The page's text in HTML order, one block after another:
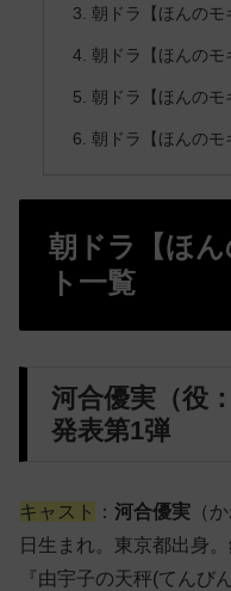
朝ドラ【ほんのモ
朝ドラ【ほんのモ
朝ドラ【ほんのモ
朝ドラ【ほんのモ
朝ドラ【ほ
ト一覧
河合優実（役
発表第1弾
キャスト ： 河合優実 （
日生まれ。東京都出身
『由宇子の天秤(てんび